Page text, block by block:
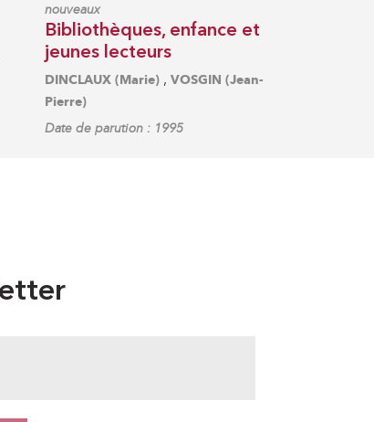
nouveaux
Bibliothèques, enfance et
jeunes lecteurs
DINCLAUX (Marie) ,VOSGIN (Jean-
Pierre)
Date de parution : 1995